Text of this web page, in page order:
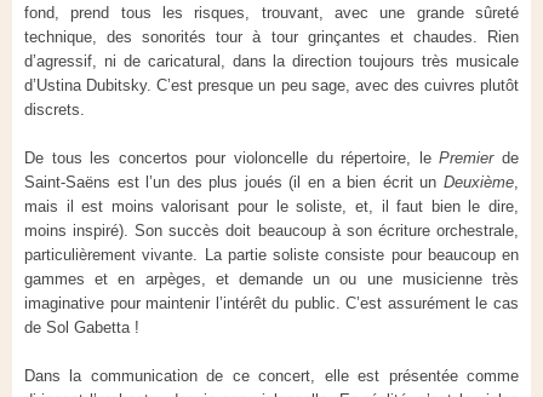
fond, prend tous les risques, trouvant, avec une grande sûreté
technique, des sonorités tour à tour grinçantes et chaudes. Rien
d’agressif, ni de caricatural, dans la direction toujours très musicale
d’Ustina Dubitsky. C’est presque un peu sage, avec des cuivres plutôt
discrets.
De tous les concertos pour violoncelle du répertoire, lePremierde
Saint-Saëns est l’un des plus joués (il en a bien écrit un Deuxième,
mais il est moins valorisant pour le soliste, et, il faut bien le dire,
moins inspiré). Son succès doit beaucoup à son écriture orchestrale,
particulièrement vivante. La partie soliste consiste pour beaucoup en
gammes et en arpèges, et demande un ou une musicienne très
imaginative pour maintenir l’intérêt du public. C’est assurément le cas
de Sol Gabetta !
Dans la communication de ce concert, elle est présentée comme